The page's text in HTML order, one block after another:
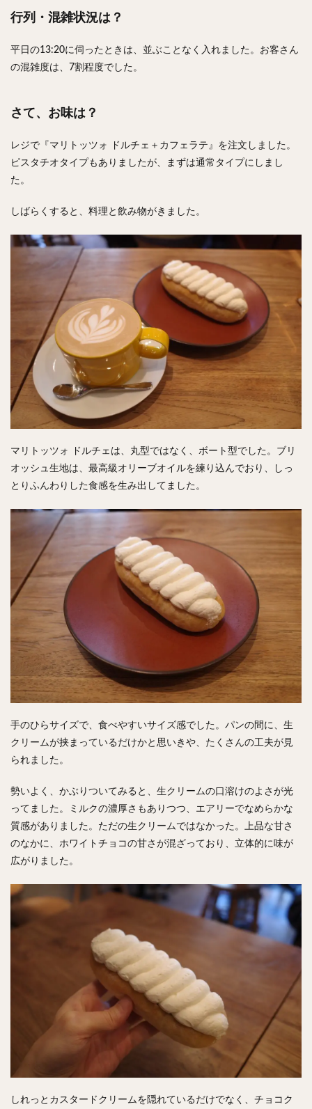
行列・混雑状況は？
平日の13:20に伺ったときは、並ぶことなく入れました。お客さん
の混雑度は、7割程度でした。
さて、お味は？
レジで『マリトッツォ ドルチェ＋カフェラテ』を注文しました。
ピスタチオタイプもありましたが、まずは通常タイプにしまし
た。
しばらくすると、料理と飲み物がきました。
マリトッツォ ドルチェは、丸型ではなく、ボート型でした。ブリ
オッシュ生地は、最高級オリーブオイルを練り込んでおり、しっ
とりふんわりした食感を生み出してました。
手のひらサイズで、食べやすいサイズ感でした。パンの間に、生
クリームが挟まっているだけかと思いきや、たくさんの工夫が見
られました。
勢いよく、かぶりついてみると、生クリームの口溶けのよさが光
ってました。ミルクの濃厚さもありつつ、エアリーでなめらかな
質感がありました。ただの生クリームではなかった。上品な甘さ
のなかに、ホワイトチョコの甘さが混ざっており、立体的に味が
広がりました。
しれっとカスタードクリームを隠れているだけでなく、チョコク